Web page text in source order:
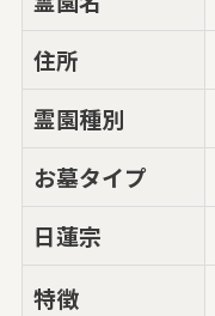
住所
霊園種別
お墓タイプ
日蓮宗
特徴